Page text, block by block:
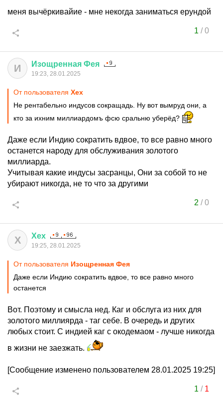
меня вычёркивайие - мне некогда заниматься ерундой
1 /0
И Изощренная Фея
19:23, 28.01.2025
От пользователя Хех
Не рентабельно индусов сокращадь. Ну вот вымруд они, а
кто за ихним миллиардомъ фсю сральню уберёд?
Даже если Индию сократить вдвое, то все равно много
останется народу для обслуживания золотого
миллиарда.
Учитывая какие индусы засранцы, Они за собой то не
убирают никогда, не то что за другими
2 /0
Х Хех
19:25, 28.01.2025
От пользователя Изощренная Фея
Даже если Индию сократить вдвое, то все равно много
останется
Вот. Поэтому и смысла нед. Каг и обслуга из них для
золотого миллиярда - таг себе. В очередь и других
любых стоит. С индией каг с окодемаом - лучше никогда
в жизни не заезжать.
[Сообщение изменено пользователем 28.01.2025 19:25]
1 / 1